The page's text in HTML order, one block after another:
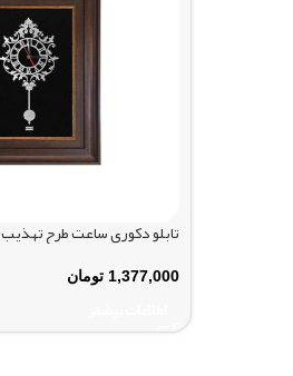
تابلو دکوری ساعت طرح تهذیب 2
1,377,000 تومان